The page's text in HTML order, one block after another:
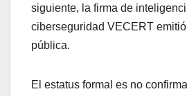
siguiente, la firma de
ciberseguridad VECERT
pública.
El estatus formal es no